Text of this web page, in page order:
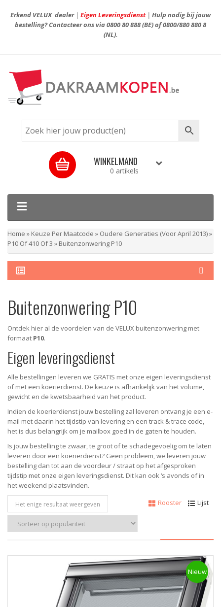
Erkend VELUX dealer| Eigen Leveringsdienst| Hulp nodig bij jouw
bestelling? Contacteer ons via0800 80 888(BE) of0800/880 880 8
(NL).
WINKELMAND
0 artikels
Home » Keuze Per Maatcode » Oudere Generaties (voor April 2013)»
P10 Of 410 Of 3 » Buitenzonwering P10
Buitenzonwering P10
Ontdek hier al de voordelen van de VELUX buitenzonwering met
formaat P10.
Eigen leveringsdienst
Alle bestellingen leveren we GRATIS met onze eigen leveringsdienst
of met een koerierdienst. De keuze is afhankelijk van het volume,
gewicht en de kwetsbaarheid van het product.
Indien de koerierdienst jouw bestelling zal leveren ontvang je een e-
mail met daarin het tijdstip van levering en een track & trace code,
het is dus belangrijk om je mailbox goed in de gaten te houden.
Is jouw bestelling te zwaar, te groot of te schadegevoelig om te laten
leveren door een koerierdienst? Geen probleem, we leveren jouw
bestelling dan tot aan de voordeur / straat op het afgesproken
tijdstip met onze eigen leveringsdienst. Dit kan ook ‘s avonds of in
het weekend plaatsvinden.
Rooster
Lijst
Het enige resultaat weergeven
Nieuw